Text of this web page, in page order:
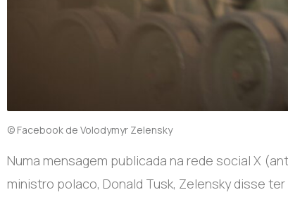
© Facebook de Volodymyr Zelensky
Numa mensagem publicada na rede social X
ministro polaco, Donald Tusk, Zelensky disse